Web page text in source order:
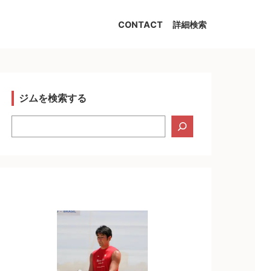
CONTACT 詳細検索
ジムを検索する
索